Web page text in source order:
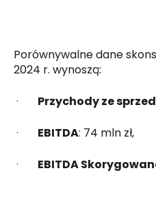
Porównywalne dane
2024 r. wynoszą:
· Przychody ze
· EBITDA: 74 mln zł,
· EBITDA